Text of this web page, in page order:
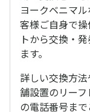
ヨークベニマ
客様ご自身で
トから交換・
ます。
詳しい交換方
舗設置のリー
の電話番号まで